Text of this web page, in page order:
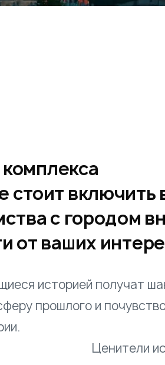
стоит включить
с городом
от ваших
историей получат
прошлого и